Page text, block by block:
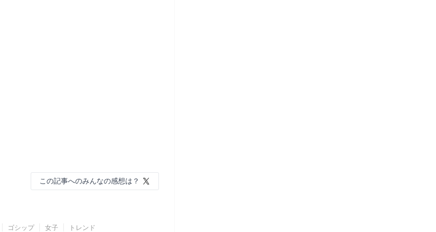
この記事へのみんなの感想は？
ゴシップ 女子 トレンド